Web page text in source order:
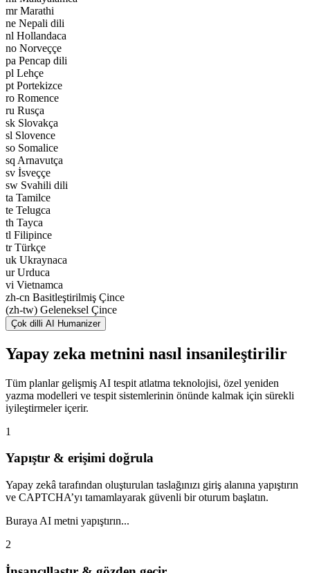
mr Marathi
ne Nepali dili
nl Hollandaca
no Norveççe
pa Pencap dili
pl Lehçe
pt Portekizce
ro Romence
ru Rusça
sk Slovakça
sl Slovence
so Somalice
sq Arnavutça
sv İsveççe
sw Svahili dili
ta Tamilce
te Telugca
th Tayca
tl Filipince
tr Türkçe
uk Ukraynaca
ur Urduca
vi Vietnamca
zh-cn Basitleştirilmiş Çince
(zh-tw) Geleneksel Çince
Çok dilli AI Humanizer
Yapay zeka metnini nasıl insanileştirilir
Tüm planlar gelişmiş AI tespit atlatma teknolojisi, özel yeniden
yazma modelleri ve tespit sistemlerinin önünde kalmak için sürekli
iyileştirmeler içerir.
1
Yapıştır & erişimi doğrula
Yapay zekâ tarafından oluşturulan taslağınızı giriş alanına yapıştırın
ve CAPTCHA’yı tamamlayarak güvenli bir oturum başlatın.
Buraya AI metni yapıştırın...
2